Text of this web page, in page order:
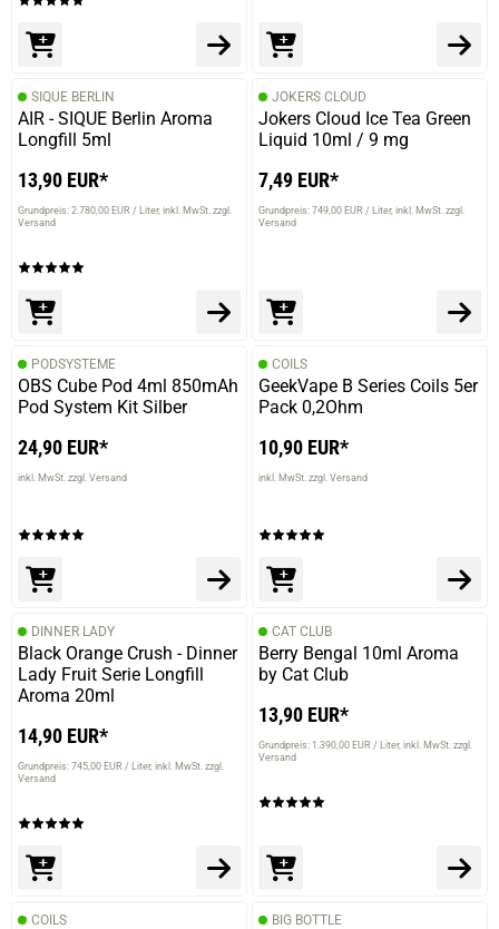
SIQUE BERLIN
AIR - SIQUE Berlin Aroma
Longfill 5ml
13,90 EUR*
Grundpreis: 2.780,00 EUR / Liter inkl. MwSt. zzgl.
Versand
JOKERS CLOUD
Jokers Cloud Ice Tea Green
Liquid 10ml / 9 mg
7,49 EUR*
Grundpreis: 749,00 EUR / Liter inkl. MwSt. zzgl.
Versand
PODSYSTEME
OBS Cube Pod 4ml 850mAh
Pod System Kit Silber
24,90 EUR*
inkl. MwSt. zzgl. Versand
COILS
GeekVape B Series Coils 5er
Pack 0,2Ohm
10,90 EUR*
inkl. MwSt. zzgl. Versand
DINNER LADY
Black Orange Crush - Dinner
Lady Fruit Serie Longfill
Aroma 20ml
14,90 EUR*
Grundpreis: 745,00 EUR / Liter inkl. MwSt. zzgl.
Versand
CAT CLUB
Berry Bengal 10ml Aroma
by Cat Club
13,90 EUR*
Grundpreis: 1.390,00 EUR / Liter inkl. MwSt. zzgl.
Versand
COILS BIG BOTTLE